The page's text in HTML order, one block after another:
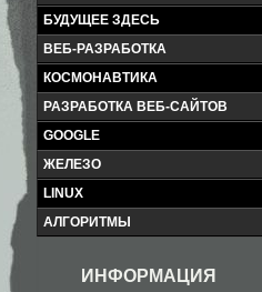
БУДУЩЕЕ ЗДЕСЬ
ВЕБ-РАЗРАБОТКА
КОСМОНАВТИКА
РАЗРАБОТКА ВЕБ-САЙТОВ
GOOGLE
ЖЕЛЕЗО
LINUX
АЛГОРИТМЫ
ИНФОРМАЦИЯ